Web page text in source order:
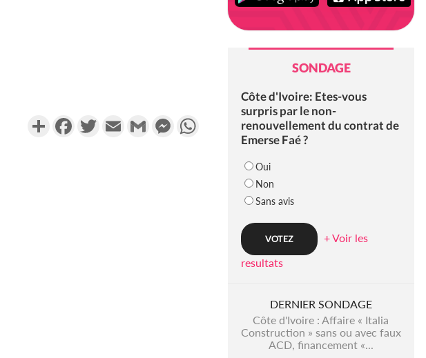
PartagerFacebookTwitterEmail Gmail Messenger
SONDAGE
Côte d'Ivoire: Etes-vous
surpris par le non-
renouvellement du contrat de
Emerse Faé ?
Oui
Non
Sans avis
+ Voir les
resultats
DERNIER SONDAGE
Côte d'Ivoire : Affaire « Italia
Construction » sans ou avec faux
ACD, financement «...